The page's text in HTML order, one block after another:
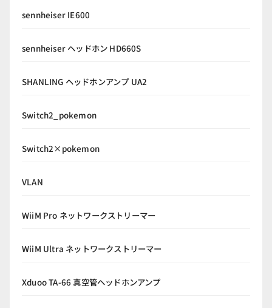
sennheiser IE600
sennheiser ヘッドホン HD660S
SHANLING ヘッドホンアンプ UA2
Switch2_pokemon
Switch2×pokemon
VLAN
WiiM Pro ネットワークストリーマー
WiiM Ultra ネットワークストリーマー
Xduoo TA-66 真空管ヘッドホンアンプ